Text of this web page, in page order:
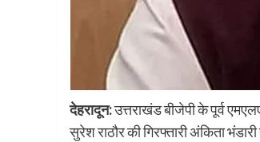
देहरादून:उत्तराखंड बीजेपी के पूर्व
सुरेश राठौर की गिरफ्तारी अंकिता